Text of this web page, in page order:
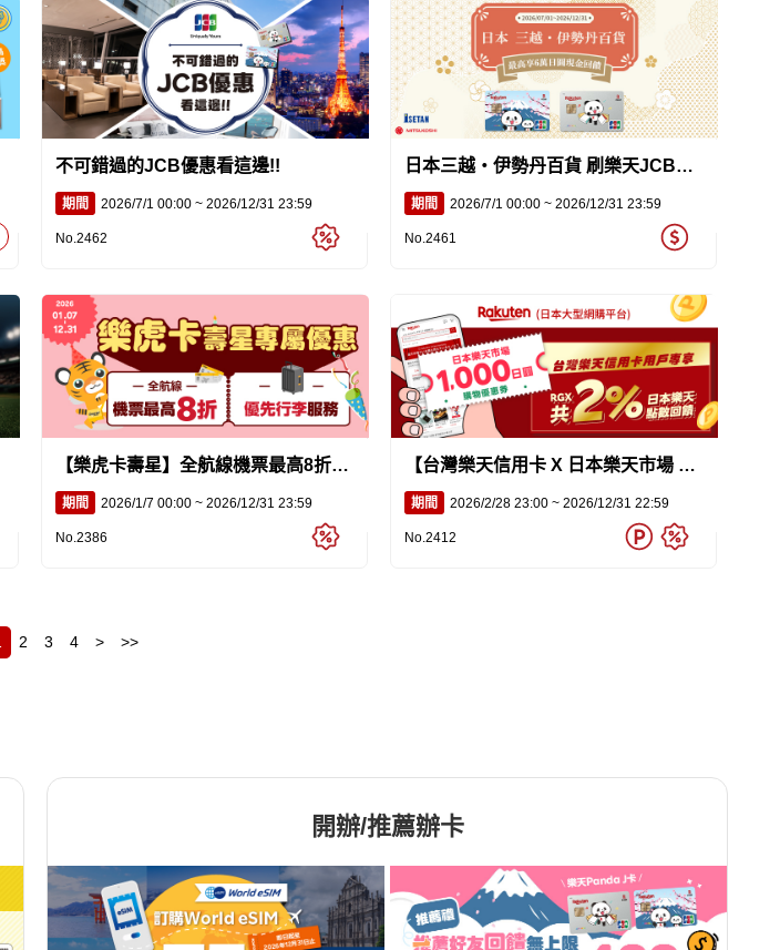
不可錯過的JCB優惠看這邊!!
期間 2026/7/1 00:00 ~ 2026/12/31 23:59
No.2462
日本三越・伊勢丹百貨 刷樂天JCB卡
最高享6萬日圓現金回饋
期間 2026/7/1 00:00 ~ 2026/12/31 23:59
No.2461
【樂虎卡壽星】全航線機票最高8折
+優先行李服務
期間 2026/1/7 00:00 ~ 2026/12/31 23:59
No.2386
【台灣樂天信用卡 X 日本樂天市場 X
RGX轉運服務】日本樂天集團綜合大
禮包來囉!
期間 2026/2/28 23:00 ~ 2026/12/31 22:59
No.2412
2 3 4 > >>
開辦/推薦辦卡